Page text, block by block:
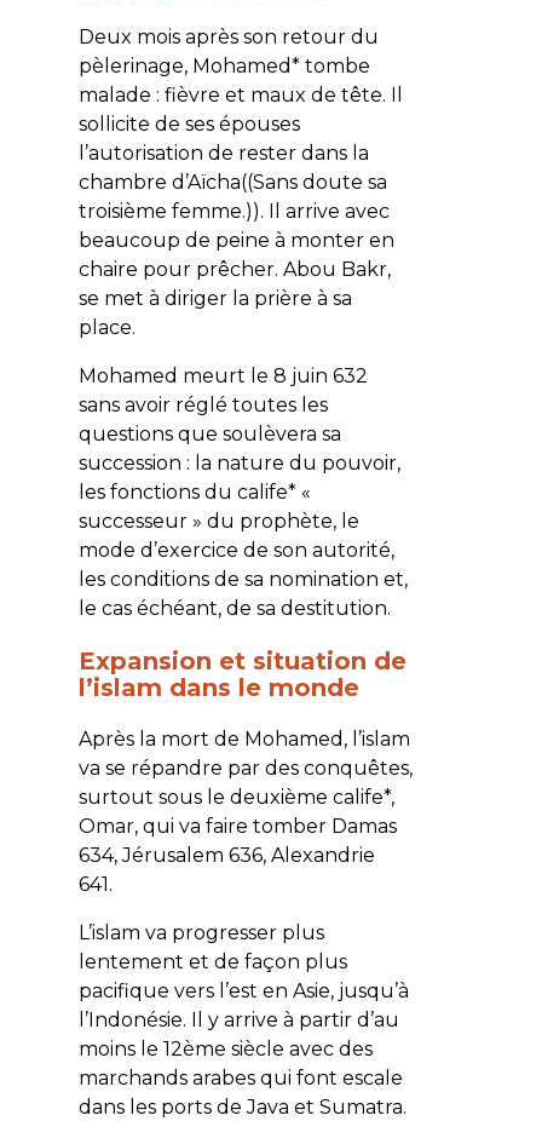
Deux mois après son retour du
pèlerinage, Mohamed* tombe
malade : fièvre et maux de tête. Il
sollicite de ses épouses
l’autorisation de rester dans la
chambre d’Aïcha((Sans doute sa
troisième femme.)). Il arrive avec
beaucoup de peine à monter en
chaire pour prêcher. Abou Bakr,
se met à diriger la prière à sa
place.
Mohamed meurt le 8 juin 632
sans avoir réglé toutes les
questions que soulèvera sa
succession : la nature du pouvoir,
les fonctions du calife* «
successeur » du prophète, le
mode d’exercice de son autorité,
les conditions de sa nomination et,
le cas échéant, de sa destitution.
Expansion et situation de
l’islam dans le monde
Après la mort de Mohamed, l’islam
va se répandre par des conquêtes,
surtout sous le deuxième calife*,
Omar, qui va faire tomber Damas
634, Jérusalem 636, Alexandrie
641.
L’islam va progresser plus
lentement et de façon plus
pacifique vers l’est en Asie, jusqu’à
l’Indonésie. Il y arrive à partir d’au
moins le 12ème siècle avec des
marchands arabes qui font escale
dans les ports de Java et Sumatra.